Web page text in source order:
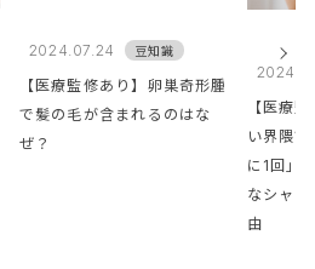
2024.07.24 豆知識
【医療監修あり】卵巣奇形腫
で髪の毛が含まれるのはな
ぜ？
【医療
い界隈
に1回」
なシャ
由